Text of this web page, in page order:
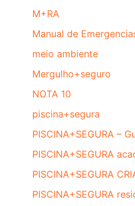
M+RA
Manual de
meio ambiente
Mergulho+seguro
NOTA 10
piscina+segura
PISCINA+SEGURA –
PISCINA+SEGURA
PISCINA+SEGURA
PISCINA+SEGURA